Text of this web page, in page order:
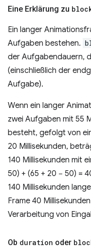
Eine Erklärung zu
Ein langer
Aufgaben bestehen.
der Aufgabendauern,
(einschließlich der
Aufgabe).
Wenn ein langer
zwei Aufgaben mit 55
besteht, gefolgt von
20 Millisekunden,
140 Millisekunden mit
50) + (65 + 20 − 50) =
140 Millisekunden
Frame 40
Verarbeitung von
Ob duration oder